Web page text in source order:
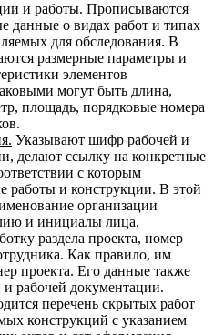
и работы. Прописываются
данные о видах работ и типах
для обследования. В
размерные параметры и
элементов
могут быть длина,
площадь, порядковые номера
Указывают шифр рабочей и
делают ссылку на конкретные
с которым
работы и конструкции. В этой
организации
и инициалы лица,
раздела проекта, номер
Как правило, им
проекта. Его данные также
и рабочей документации.
перечень скрытых работ
конструкций с указанием